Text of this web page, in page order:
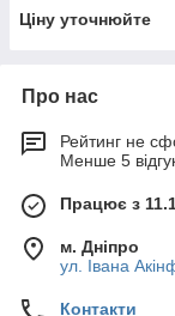
Ціну уточнюйте
Про нас
Рейтинг не
Менше 5
Працює з
м. Дніпро
ул. Івана
Контакти